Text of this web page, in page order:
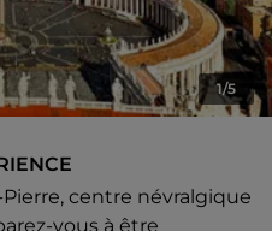
1/5
centre névralgique
vous à être